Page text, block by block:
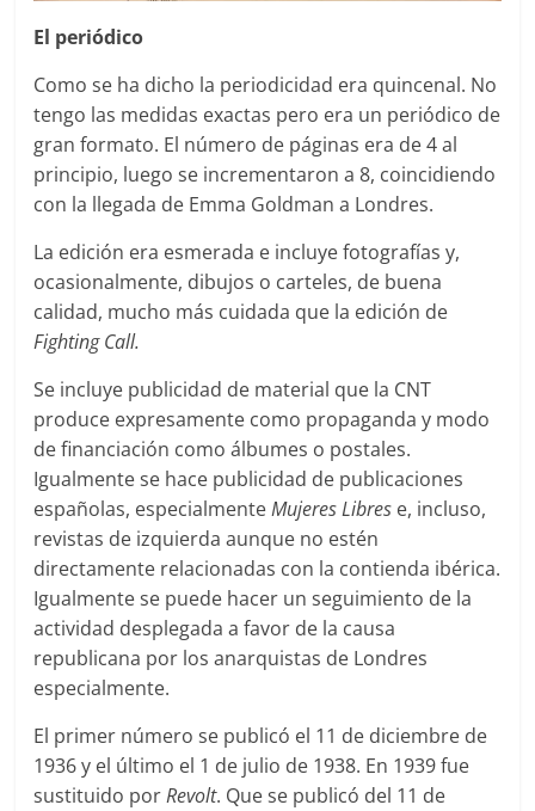
El periódico
Como se ha dicho la periodicidad era quincenal. No
tengo las medidas exactas pero era un periódico de
gran formato. El número de páginas era de 4 al
principio, luego se incrementaron a 8, coincidiendo
con la llegada de Emma Goldman a Londres.
La edición era esmerada e incluye fotografías y,
ocasionalmente, dibujos o carteles, de buena
calidad, mucho más cuidada que la edición de
Fighting Call.
Se incluye publicidad de material que la CNT
produce expresamente como propaganda y modo
de financiación como álbumes o postales.
Igualmente se hace publicidad de publicaciones
españolas, especialmenteMujeres Libres e, incluso,
revistas de izquierda aunque no estén
directamente relacionadas con la contienda ibérica.
Igualmente se puede hacer un seguimiento de la
actividad desplegada a favor de la causa
republicana por los anarquistas de Londres
especialmente.
El primer número se publicó el 11 de diciembre de
1936 y el último el 1 de julio de 1938. En 1939 fue
sustituido porRevolt. Que se publicó del 11 de